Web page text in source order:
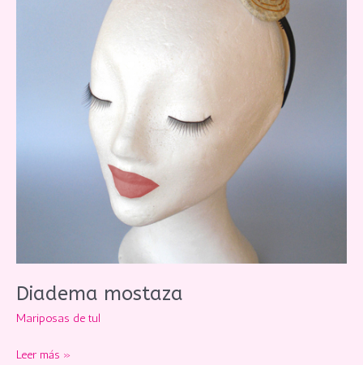
Diadema mostaza
Mariposas de tul
Diadema
Leer más »